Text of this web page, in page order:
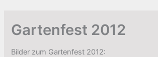
Gartenfest 2012
Bilder zum Gartenfest 2012: